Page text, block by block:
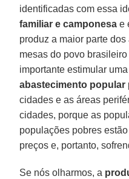
identificadas com essa
familiar e camponesa e
produz a maior parte
mesas do povo
importante estimular
abastecimento popular
cidades e as áreas
cidades, porque as
populações pobres
preços e, portanto,
Se nós olharmos, a